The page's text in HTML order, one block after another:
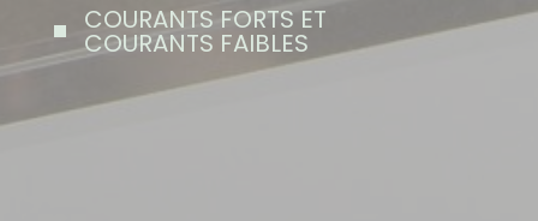
COURANTS FORTS ET
COURANTS FAIBLES